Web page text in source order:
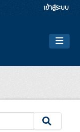
เข้าสู่ระบบ